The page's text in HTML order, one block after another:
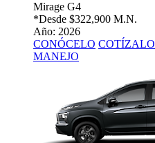
Mirage G4
*Desde $322,900 M.N.
Año: 2026
CONÓCELO COTÍZALO
MANEJO